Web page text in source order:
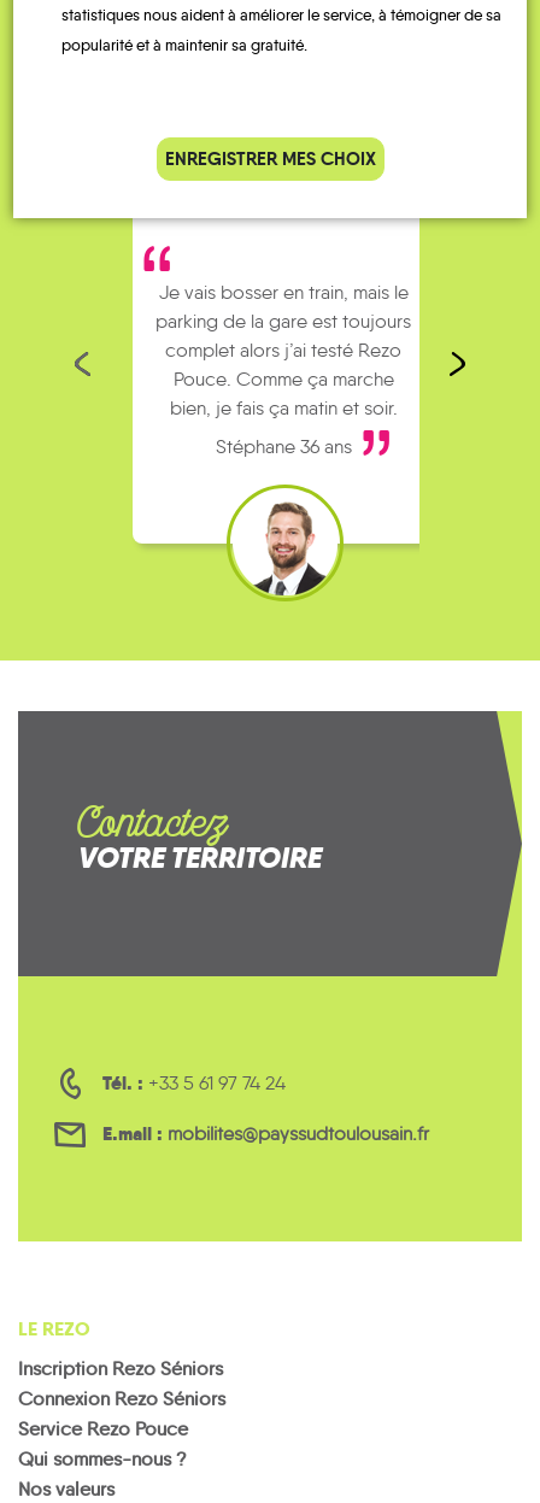
Témoignages
Je vais bosser en train, mais le
parking de la gare est toujours
complet alors j’ai testé Rezo
Pouce. Comme ça marche
bien, je fais ça matin et soir.
Stéphane 36 ans
Contactez
VOTRE TERRITOIRE
Tél. : +33 5 61 97 74 24
E.mail : mobilites@payssudtoulousain.fr
LE REZO
Inscription Rezo Séniors
Connexion Rezo Séniors
Service Rezo Pouce
Qui sommes-nous ?
Nos valeurs
statistiques nous aident à améliorer le service, à témoigner de sa
popularité et à maintenir sa gratuité.
ENREGISTRER MES CHOIX